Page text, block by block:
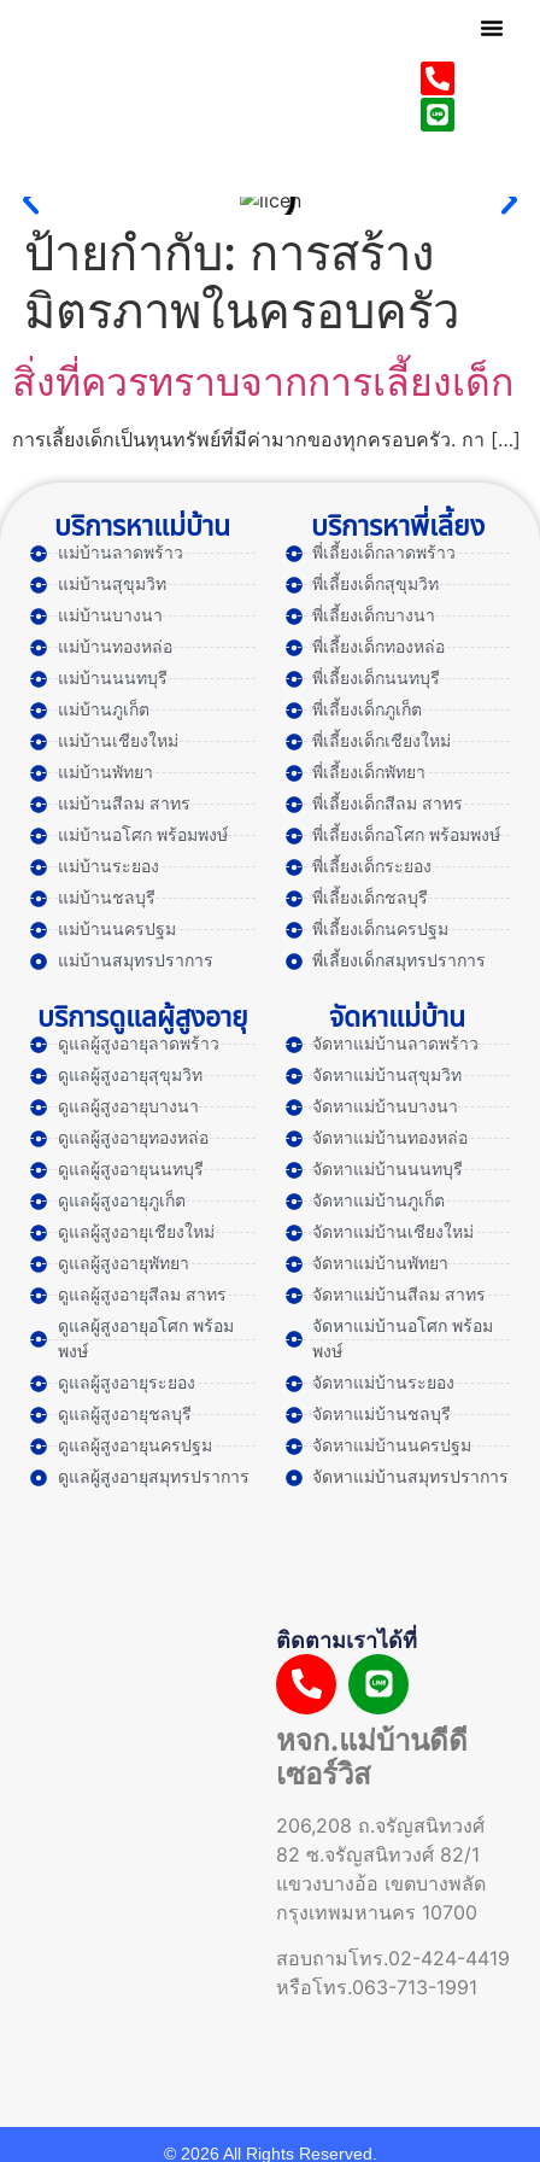
ป้ายกำกับ: การสร้าง
มิตรภาพในครอบครัว
สิ่งที่ควรทราบจากการเลี้ยงเด็ก
การเลี้ยงเด็กเป็นทุนทรัพย์ที่มีค่ามากของทุกครอบครัว. กา […]
บริการหาแม่บ้าน
แม่บ้านลาดพร้าว
แม่บ้านสุขุมวิท
แม่บ้านบางนา
แม่บ้านทองหล่อ
แม่บ้านนนทบุรี
แม่บ้านภูเก็ต
แม่บ้านเชียงใหม่
แม่บ้านพัทยา
แม่บ้านสีลม สาทร
แม่บ้านอโศก พร้อมพงษ์
แม่บ้านระยอง
แม่บ้านชลบุรี
แม่บ้านนครปฐม
แม่บ้านสมุทรปราการ
บริการหาพี่เลี้ยง
พี่เลี้ยงเด็กลาดพร้าว
พี่เลี้ยงเด็กสุขุมวิท
พี่เลี้ยงเด็กบางนา
พี่เลี้ยงเด็กทองหล่อ
พี่เลี้ยงเด็กนนทบุรี
พี่เลี้ยงเด็กภูเก็ต
พี่เลี้ยงเด็กเชียงใหม่
พี่เลี้ยงเด็กพัทยา
พี่เลี้ยงเด็กสีลม สาทร
พี่เลี้ยงเด็กอโศก พร้อมพงษ์
พี่เลี้ยงเด็กระยอง
พี่เลี้ยงเด็กชลบุรี
พี่เลี้ยงเด็กนครปฐม
พี่เลี้ยงเด็กสมุทรปราการ
บริการดูแลผู้สูงอายุ
ดูแลผู้สูงอายุลาดพร้าว
ดูแลผู้สูงอายุสุขุมวิท
ดูแลผู้สูงอายุบางนา
ดูแลผู้สูงอายุทองหล่อ
ดูแลผู้สูงอายุนนทบุรี
ดูแลผู้สูงอายุภูเก็ต
ดูแลผู้สูงอายุเชียงใหม่
ดูแลผู้สูงอายุพัทยา
ดูแลผู้สูงอายุสีลม สาทร
ดูแลผู้สูงอายุอโศก พร้อม
พงษ์
ดูแลผู้สูงอายุระยอง
ดูแลผู้สูงอายุชลบุรี
ดูแลผู้สูงอายุนครปฐม
ดูแลผู้สูงอายุสมุทรปราการ
จัดหาแม่บ้าน
จัดหาแม่บ้านลาดพร้าว
จัดหาแม่บ้านสุขุมวิท
จัดหาแม่บ้านบางนา
จัดหาแม่บ้านทองหล่อ
จัดหาแม่บ้านนนทบุรี
จัดหาแม่บ้านภูเก็ต
จัดหาแม่บ้านเชียงใหม่
จัดหาแม่บ้านพัทยา
จัดหาแม่บ้านสีลม สาทร
จัดหาแม่บ้านอโศก พร้อม
พงษ์
จัดหาแม่บ้านระยอง
จัดหาแม่บ้านชลบุรี
จัดหาแม่บ้านนครปฐม
จัดหาแม่บ้านสมุทรปราการ
ติดตามเราได้ที่
หจก.แม่บ้านดีดี
เซอร์วิส
206,208 ถ.จรัญสนิทวงศ์
82 ซ.จรัญสนิทวงศ์ 82/1
แขวงบางอ้อ เขตบางพลัด
กรุงเทพมหานคร 10700
สอบถามโทร.02-424-4419
หรือโทร.063-713-1991
© 2026 All Rights Reserved.